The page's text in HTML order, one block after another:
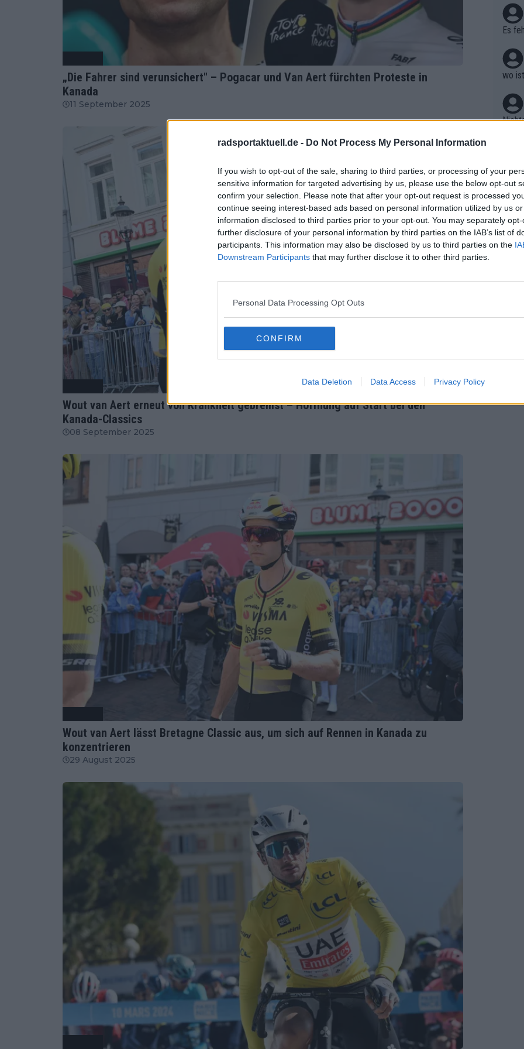
radsportaktuell.de - Do Not Process My Personal Information
If you wish to opt-out of the sale, sharing to third parties, or processing of your
sensitive information for targeted advertising by us, please use the below opt-out
confirm your selection. Please note that after your opt-out request is processed
continue seeing interest-based ads based on personal information utilized by us
information disclosed to third parties prior to your opt-out. You may separately
further disclosure of your personal information by third parties on the IAB’s list of
participants. This information may also be disclosed by us to third parties on the
Downstream Participants that may further disclose it to other third parties.
Personal Data Processing Opt Outs
CONFIRM
Data Deletion Data Access Privacy Policy
„Die Fahrer sind verunsichert" – Pogacar und Van Aert fürchten Proteste in
Kanada
11 September 2025
Wout van Aert erneut von Krankheit gebremst – Hoffnung auf Start bei den
Kanada-Classics
08 September 2025
Wout van Aert lässt Bretagne Classic aus, um sich auf Rennen in Kanada zu
konzentrieren
29 August 2025
Es
wo
wie
Tut
ert
ass
me
die